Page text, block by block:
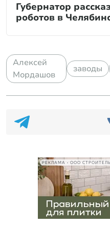
Губернатор
роботов в
Алексей
Мордашов
заводы